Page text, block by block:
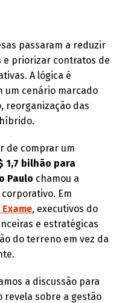
passaram a reduzir
e priorizar contratos de
A lógica é
um cenário marcado
reorganização das
de comprar um
1,7 bilhão para
Paulo chamou a
Em
, executivos do
e estratégicas
do terreno em vez da
a discussão para
revela sobre a gestão